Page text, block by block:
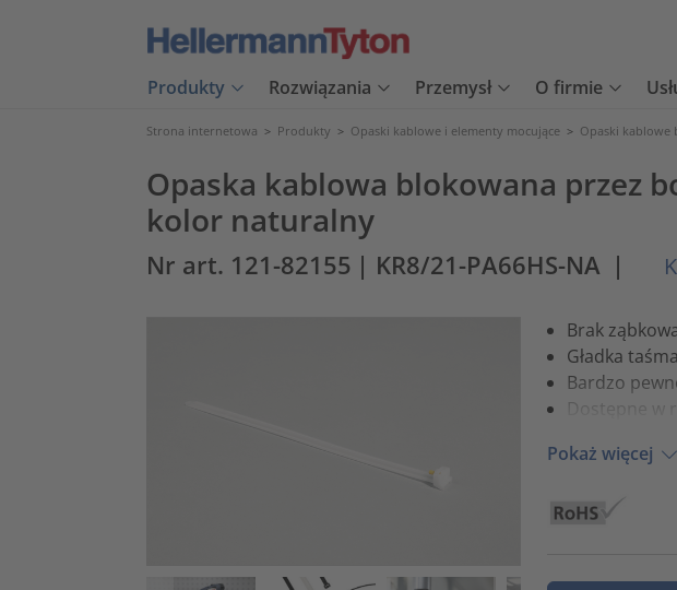
Produkty Rozwiązania Przemysł O firmie
Strona internetowa > Produkty > Opaski kablowe i elementy mocujące > Opaski kablowe
Opaska kablowa blokowana przez
kolor naturalny
Nr art. 121-82155 | KR8/21-PA66HS-NA |
Brak
Gładka
Bardzo
Dostępne w
Pokaż więcej